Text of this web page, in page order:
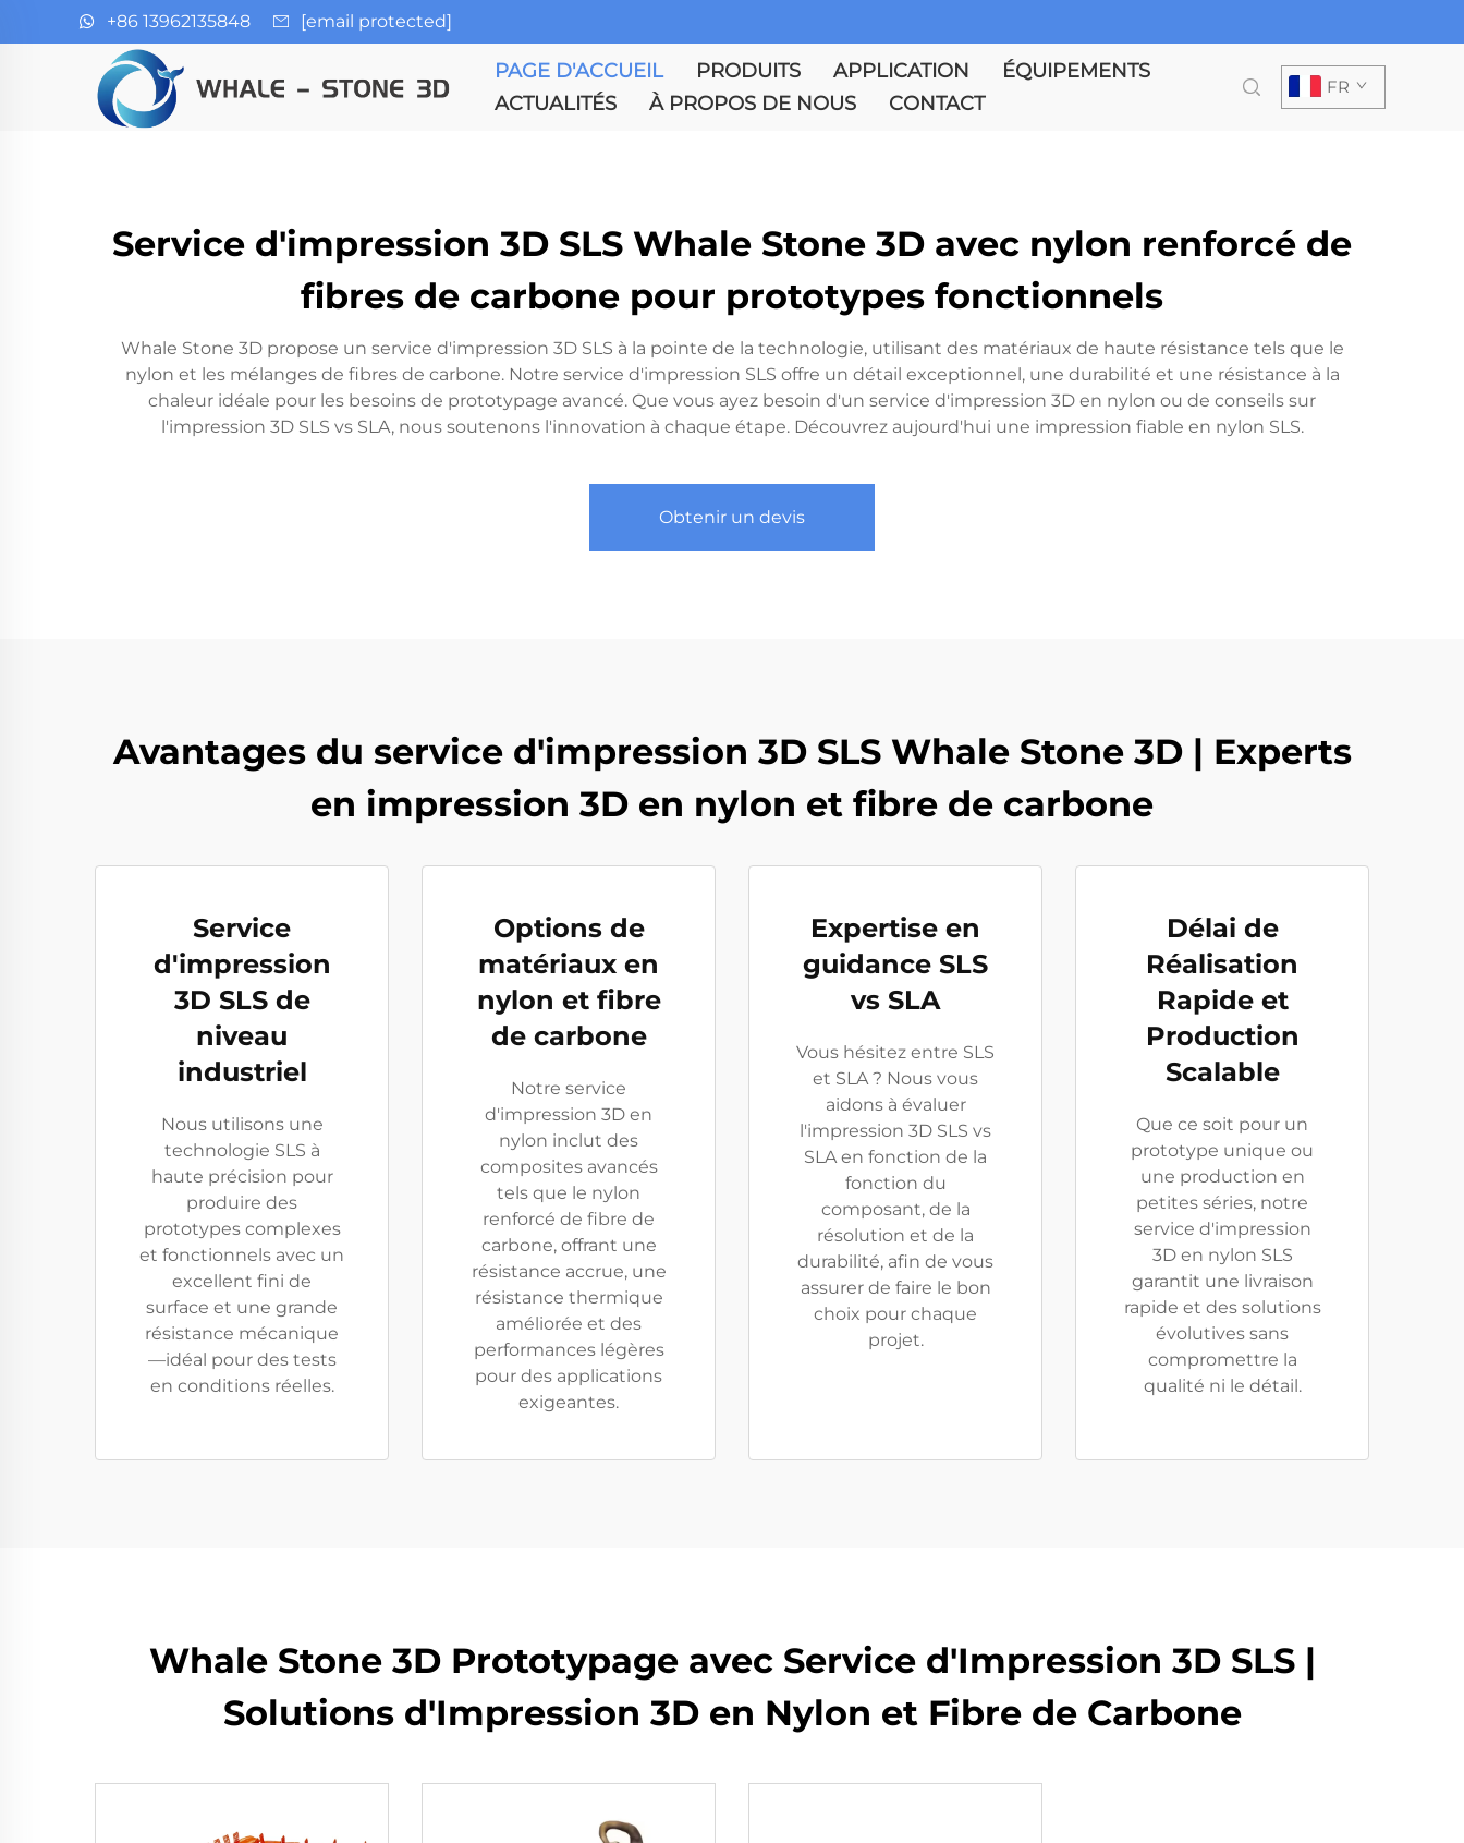
+86 13962135848 [email protected]
PAGE D'ACCUEIL PRODUITS APPLICATION
ÉQUIPEMENTS
ACTUALITÉS
À PROPOS DE NOUS CONTACT
FR
Service d'impression 3D SLS Whale Stone 3D avec nylon renforcé de
fibres de carbone pour prototypes fonctionnels
Whale Stone 3D propose un service d'impression 3D SLS à la pointe de la technologie, utilisant des matériaux de haute résistance tels que le
nylon et les mélanges de fibres de carbone. Notre service d'impression SLS offre un détail exceptionnel, une durabilité et une résistance à la
chaleur idéale pour les besoins de prototypage avancé. Que vous ayez besoin d'un service d'impression 3D en nylon ou de conseils sur
l'impression 3D SLS vs SLA, nous soutenons l'innovation à chaque étape. Découvrez aujourd'hui une impression fiable en nylon SLS.
Obtenir un devis
Avantages du service d'impression 3D SLS Whale Stone 3D | Experts
en impression 3D en nylon et fibre de carbone
Service
d'impression
3D SLS de
niveau
industriel
Nous utilisons une
technologie SLS à
haute précision pour
produire des
prototypes complexes
et fonctionnels avec un
excellent fini de
surface et une grande
résistance mécanique
—idéal pour des tests
en conditions réelles.
Options de
matériaux en
nylon et fibre
de carbone
Notre service
d'impression 3D en
nylon inclut des
composites avancés
tels que le nylon
renforcé de fibre de
carbone, offrant une
résistance accrue, une
résistance thermique
améliorée et des
performances légères
pour des applications
exigeantes.
Expertise en
guidance SLS
vs SLA
Vous hésitez entre SLS
et SLA ? Nous vous
aidons à évaluer
l'impression 3D SLS vs
SLA en fonction de la
fonction du
composant, de la
résolution et de la
durabilité, afin de vous
assurer de faire le bon
choix pour chaque
projet.
Délai de
Réalisation
Rapide et
Production
Scalable
Que ce soit pour un
prototype unique ou
une production en
petites séries, notre
service d'impression
3D en nylon SLS
garantit une livraison
rapide et des solutions
évolutives sans
compromettre la
qualité ni le détail.
Whale Stone 3D Prototypage avec Service d'Impression 3D SLS |
Solutions d'Impression 3D en Nylon et Fibre de Carbone